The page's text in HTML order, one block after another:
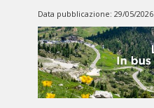
Data pubblicazione: 29/05/2026